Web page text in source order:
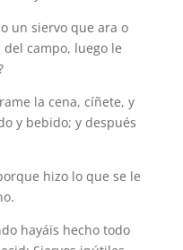
un siervo que ara o
campo, luego le
la cena, cíñete, y
y bebido; y después
hizo lo que se le
hayáis hecho todo